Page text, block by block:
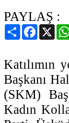
PAYLAŞ :
PaylaşFacebook
X
Katılımın
Başkanı
(SKM)
Kadın